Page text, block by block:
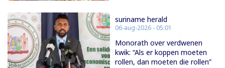
suriname herald
06-aug-2026 - 05:01
Monorath over verdwenen
kwik: “Als er koppen moeten
rollen, dan moeten die rollen”